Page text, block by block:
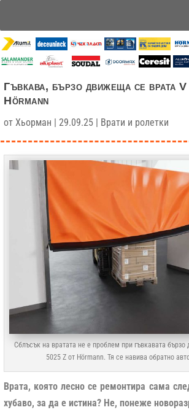
Гъвкава, бързо движеща се врата
Hörmann
от Хьорман | 29.09.25 | Врати и ролетки
Сблъсък на вратата не е проблем при гъвкавата
5025 Z от Hörmann. Тя се навива обратно
Врата, която лесно се ремонтира сама
хубаво, за да е истина? Не, понеже